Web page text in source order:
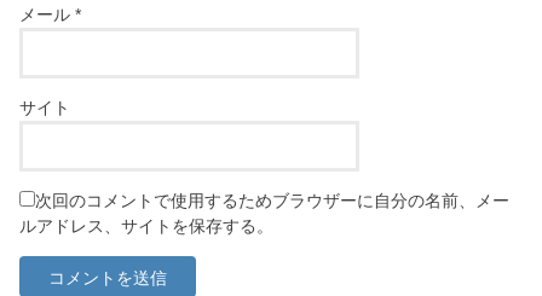
メール*
サイト
次回のコメントで使用するためブラウザーに自分の名前、メー
ルアドレス、サイトを保存する。